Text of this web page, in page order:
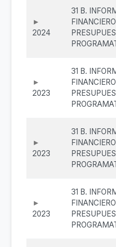
2024
31 B.
2023
31 B.
2023
31 B.
2023
31 B.